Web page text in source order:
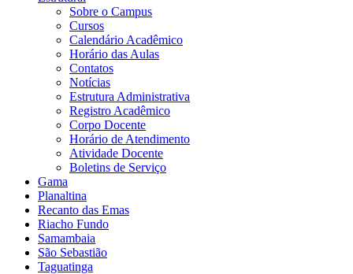
Sobre o Campus
Cursos
Calendário Acadêmico
Horário das Aulas
Contatos
Notícias
Estrutura Administrativa
Registro Acadêmico
Corpo Docente
Horário de Atendimento
Atividade Docente
Boletins de Serviço
Gama
Planaltina
Recanto das Emas
Riacho Fundo
Samambaia
São Sebastião
Taguatinga